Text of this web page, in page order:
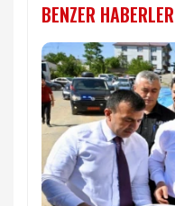
BENZER HABERLER